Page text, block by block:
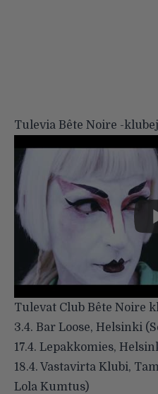
Tulevia Bête Noire -
Tulevat Club Bête Noire
3.4. Bar Loose, Helsinki
17.4. Lepakkomies,
18.4. Vastavirta Klubi,
Lola Kumtus)